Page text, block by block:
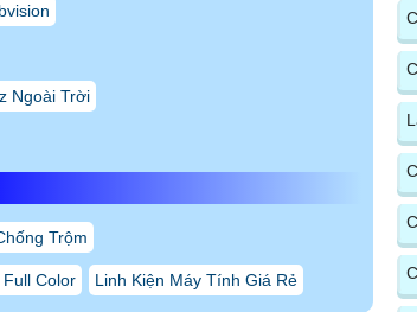
Ngoài Trời
Trộm
Color Linh Kiện Máy Tính Giá Rẻ